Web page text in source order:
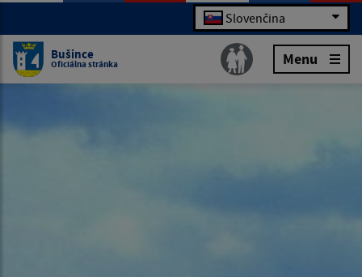
Slovenčina
Bušince
Oficiálna stránka Menu